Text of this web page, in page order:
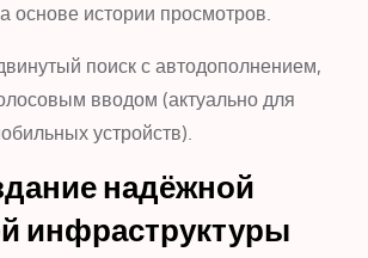
основе истории просмотров.
поиск с автодополнением,
вводом (актуально для
устройств).
надёжной
инфраструктуры